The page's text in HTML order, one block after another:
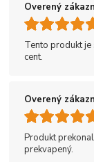
Overený
Tento produkt je
cent.
Overený
Produkt
prekvapený.